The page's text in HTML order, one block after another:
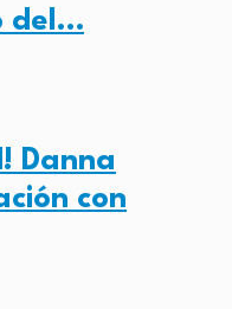
del…
Danna
con